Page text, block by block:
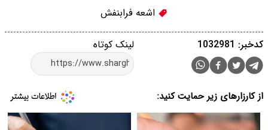
اشعه فرابنفش
لینک کوتاه کدخبر: 1032981
از کارزارهای زیر حمایت کنید: